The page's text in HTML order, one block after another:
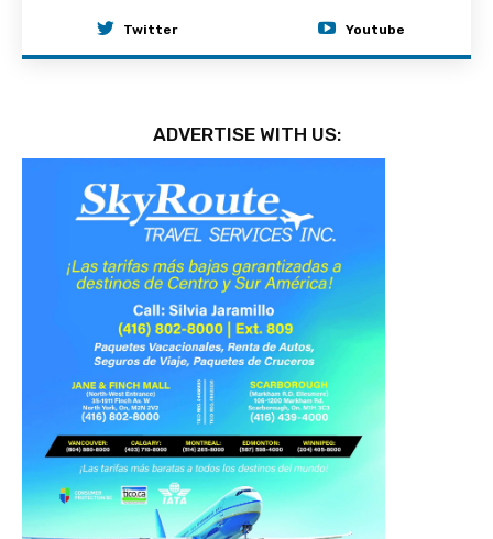
Twitter Youtube
ADVERTISE WITH US: